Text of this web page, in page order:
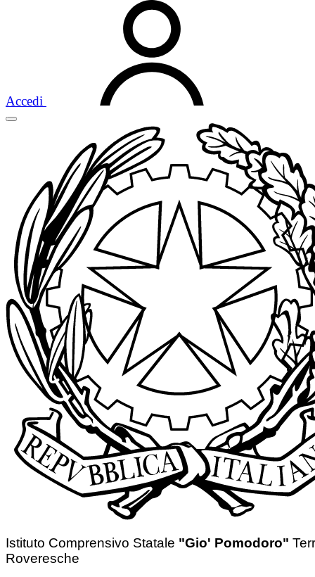
Accedi
Istituto Comprensivo Statale "Gio' Pomodoro"
Roveresche